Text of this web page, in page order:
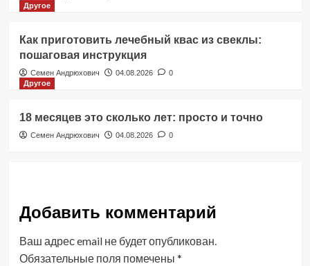
Другое
Как приготовить лечебный квас из свеклы:
пошаговая инструкция
Семен Андрюхович 04.08.2026
0
Другое
18 месяцев это сколько лет: просто и точно
Семен Андрюхович 04.08.2026 0
Добавить комментарий
Ваш адрес email не будет опубликован.
Обязательные поля помечены *